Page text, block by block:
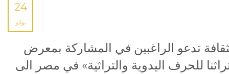
24
يوليو
تدعو الراغبين في المشاركة بمعرض
للحرف اليدوية والتراثية» في مصر الى